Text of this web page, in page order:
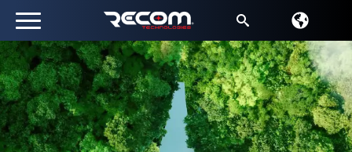
Suche
nach: